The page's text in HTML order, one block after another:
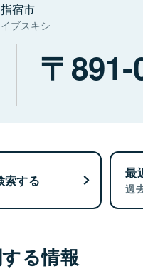
指宿市
イブスキシ
891-
索する 最
過
る情報